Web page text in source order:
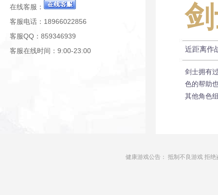
在线客服：
客服电话：18966022856
客服QQ：859346939
客服在线时间：9:00-23:00
近距离作
剑士拥有
色的帮助
其他角色
健康游戏公告： 抵制不良游戏 拒